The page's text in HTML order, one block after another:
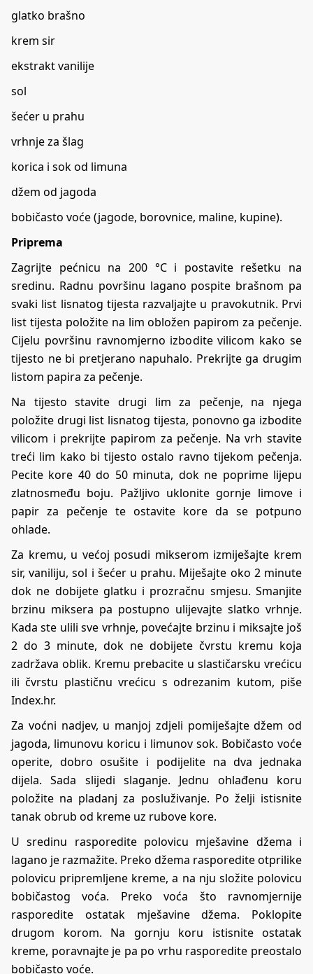
glatko brašno
krem sir
ekstrakt vanilije
sol
šećer u prahu
vrhnje za šlag
korica i sok od limuna
džem od jagoda
bobičasto voće (jagode, borovnice, maline, kupine).
Priprema
Zagrijte pećnicu na 200 °C i postavite rešetku na
sredinu. Radnu površinu lagano pospite brašnom pa
svaki list lisnatog tijesta razvaljajte u pravokutnik. Prvi
list tijesta položite na lim obložen papirom za pečenje.
Cijelu površinu ravnomjerno izbodite vilicom kako se
tijesto ne bi pretjerano napuhalo. Prekrijte ga drugim
listom papira za pečenje.
Na tijesto stavite drugi lim za pečenje, na njega
položite drugi list lisnatog tijesta, ponovno ga izbodite
vilicom i prekrijte papirom za pečenje. Na vrh stavite
treći lim kako bi tijesto ostalo ravno tijekom pečenja.
Pecite kore 40 do 50 minuta, dok ne poprime lijepu
zlatnosmeđu boju. Pažljivo uklonite gornje limove i
papir za pečenje te ostavite kore da se potpuno
ohlade.
Za kremu, u većoj posudi mikserom izmiješajte krem
sir, vaniliju, sol i šećer u prahu. Miješajte oko 2 minute
dok ne dobijete glatku i prozračnu smjesu. Smanjite
brzinu miksera pa postupno ulijevajte slatko vrhnje.
Kada ste ulili sve vrhnje, povećajte brzinu i miksajte još
2 do 3 minute, dok ne dobijete čvrstu kremu koja
zadržava oblik. Kremu prebacite u slastičarsku vrećicu
ili čvrstu plastičnu vrećicu s odrezanim kutom, piše
Index.hr.
Za voćni nadjev, u manjoj zdjeli pomiješajte džem od
jagoda, limunovu koricu i limunov sok. Bobičasto voće
operite, dobro osušite i podijelite na dva jednaka
dijela. Sada slijedi slaganje. Jednu ohlađenu koru
položite na pladanj za posluživanje. Po želji istisnite
tanak obrub od kreme uz rubove kore.
U sredinu rasporedite polovicu mješavine džema i
lagano je razmažite. Preko džema rasporedite otprilike
polovicu pripremljene kreme, a na nju složite polovicu
bobičastog voća. Preko voća što ravnomjernije
rasporedite ostatak mješavine džema. Poklopite
drugom korom. Na gornju koru istisnite ostatak
kreme, poravnajte je pa po vrhu rasporedite preostalo
bobičasto voće.